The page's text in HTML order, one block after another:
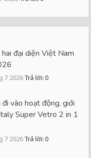
đại diện Việt Nam
7 2026Trả lời: 0
vào hoạt động, giới
Super Vetro 2 in 1
7 2026Trả lời: 0